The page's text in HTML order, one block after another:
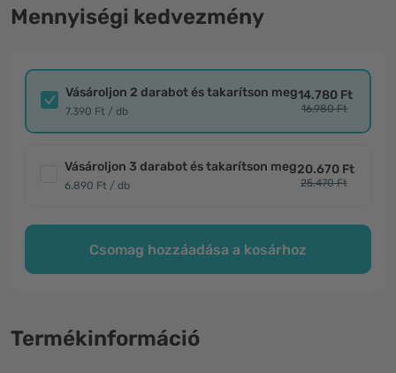
Mennyiségi kedvezmény
Vásároljon 2 darabot és takarítson meg
7.390 Ft / db
14.780 Ft
16.980 Ft
Vásároljon 3 darabot és takarítson meg
6.890 Ft / db
20.670 Ft
25.470 Ft
Csomag hozzáadása a kosárhoz
Termékinformáció